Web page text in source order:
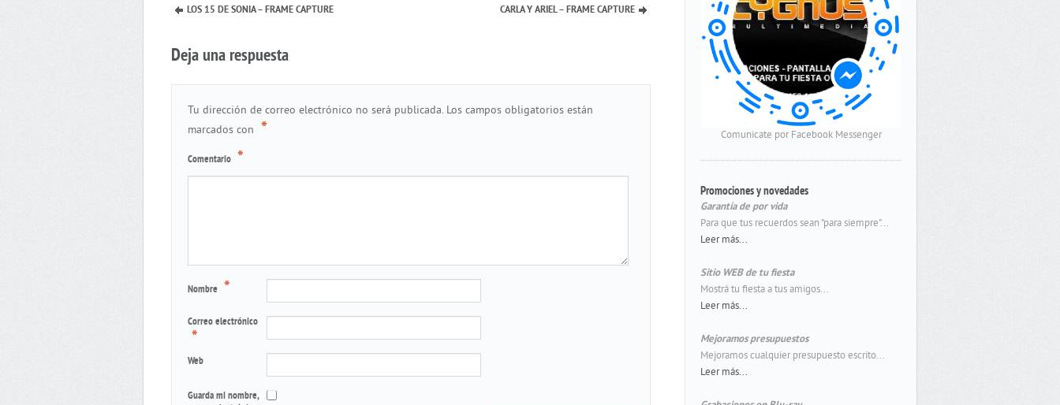
LOS 15 DE SONIA – FRAME CAPTURE CARLA Y ARIEL – FRAME CAPTURE
Deja una respuesta
Tu dirección de correo electrónico no será publicada. Los campos obligatorios están
marcados con *
Comentario *
Nombre *
Correo electrónico
*
Web
Guarda mi nombre,
Comunicate por Facebook Messenger
Promociones y novedades
Garantía de por vida
Para que tus recuerdos sean "para siempre"...
Leer más...
Sitio WEB de tu fiesta
Mostrá tu fiesta a tus amigos...
Leer más...
Mejoramos presupuestos
Mejoramos cualquier presupuesto escrito...
Leer más...